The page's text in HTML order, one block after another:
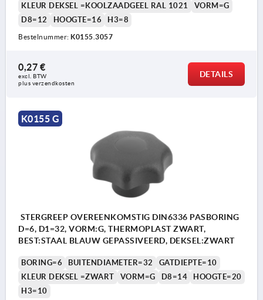
KLEUR DEKSEL =KOOLZAADGEEL RAL 1021
VORM=G
D8=12
HOOGTE=16 H3=8
Bestelnummer: K0155.3057
0,27 €
excl. BTW
plus verzendkosten
DETAILS
K0155 G
STERGREEP OVEREENKOMSTIG DIN6336 PASBORING
D=6, D1=32, VORM:G, THERMOPLAST ZWART,
BEST:STAAL BLAUW GEPASSIVEERD, DEKSEL:ZWART
BORING=6 BUITENDIAMETER=32
GATDIEPTE=10
KLEUR DEKSEL =ZWART
VORM=G D8=14
HOOGTE=20
H3=10